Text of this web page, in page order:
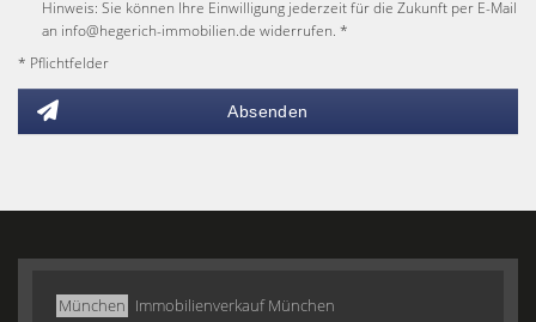
Hinweis: Sie können Ihre Einwilligung jederzeit für die Zukunft per E-Mail
an info@hegerich-immobilien.de widerrufen. *
* Pflichtfelder
Absenden
München Immobilienverkauf München